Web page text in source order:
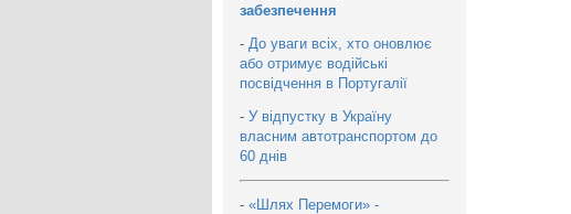
забезпечення
- До уваги всіх, хто оновлює
або отримує водійські
посвідчення в Португалії
- У відпустку в Україну
власним автотранспортом до
60 днів
- «Шлях Перемоги» -